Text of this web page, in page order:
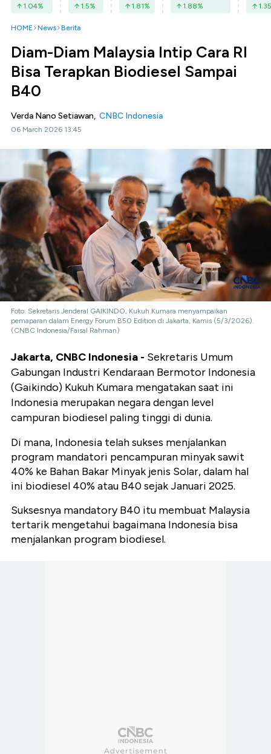
1.04% 1.5% 1.81% 1.88% 1.35
HOME News Berita
Diam-Diam Malaysia Intip Cara RI
Bisa Terapkan Biodiesel Sampai
B40
Verda Nano Setiawan, CNBC Indonesia
06 March 2026 13:45
Foto: Sekretaris Jenderal GAIKINDO, Kukuh Kumara menyampaikan
pemaparan dalam Energy Forum B50 Edition di Jakarta, Kamis (5/3/2026).
(CNBC Indonesia/Faisal Rahman)
Jakarta, CNBC Indonesia - Sekretaris Umum
Gabungan Industri Kendaraan Bermotor Indonesia
(Gaikindo) Kukuh Kumara mengatakan saat ini
Indonesia merupakan negara dengan level
campuran biodiesel paling tinggi di dunia.
Di mana, Indonesia telah sukses menjalankan
program mandatori pencampuran minyak sawit
40% ke Bahan Bakar Minyak jenis Solar, dalam hal
ini biodiesel 40% atau B40 sejak Januari 2025.
Suksesnya mandatory B40 itu membuat Malaysia
tertarik mengetahui bagaimana Indonesia bisa
menjalankan program biodiesel.